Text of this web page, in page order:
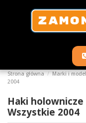
Strona główna Marki i
2004
Haki holownicze
Wszystkie 2004